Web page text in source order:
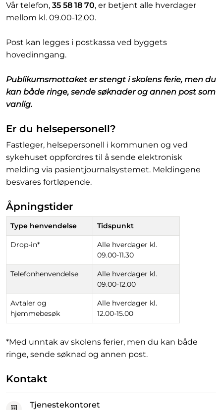
Vår telefon, 35 58 18 70, er betjent alle hverdager
mellom kl. 09.00-12.00.
Post kan legges i postkassa ved byggets
hovedinngang.
Publikumsmottaket er stengt i skolens ferie, men du
kan både ringe, sende søknader og annen post som
vanlig.
Er du helsepersonell?
Fastleger, helsepersonell i kommunen og ved
sykehuset oppfordres til å sende elektronisk
melding via pasientjournalsystemet. Meldingene
besvares fortløpende.
Åpningstider
Type henvendelse Tidspunkt
Drop-in*
Alle hverdager kl.
09.00-11.30
Telefonhenvendelse
Alle hverdager kl.
09.00-12.00
Avtaler og
hjemmebesøk
Alle hverdager kl.
12.00-15.00
*Med unntak av skolens ferier, men du kan både
ringe, sende søknad og annen post.
Kontakt
Tjenestekontoret